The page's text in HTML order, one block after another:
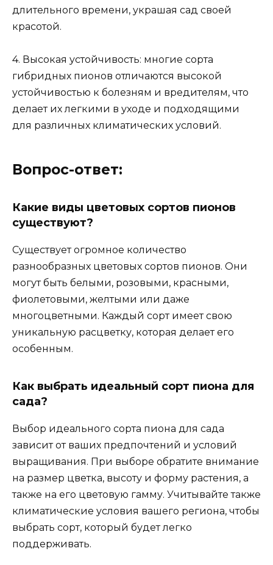
длительного времени, украшая сад своей
красотой.
4. Высокая устойчивость: многие сорта
гибридных пионов отличаются высокой
устойчивостью к болезням и вредителям, что
делает их легкими в уходе и подходящими
для различных климатических условий.
Вопрос-ответ:
Какие виды цветовых сортов пионов
существуют?
Существует огромное количество
разнообразных цветовых сортов пионов. Они
могут быть белыми, розовыми, красными,
фиолетовыми, желтыми или даже
многоцветными. Каждый сорт имеет свою
уникальную расцветку, которая делает его
особенным.
Как выбрать идеальный сорт пиона для
сада?
Выбор идеального сорта пиона для сада
зависит от ваших предпочтений и условий
выращивания. При выборе обратите внимание
на размер цветка, высоту и форму растения, а
также на его цветовую гамму. Учитывайте также
климатические условия вашего региона, чтобы
выбрать сорт, который будет легко
поддерживать.